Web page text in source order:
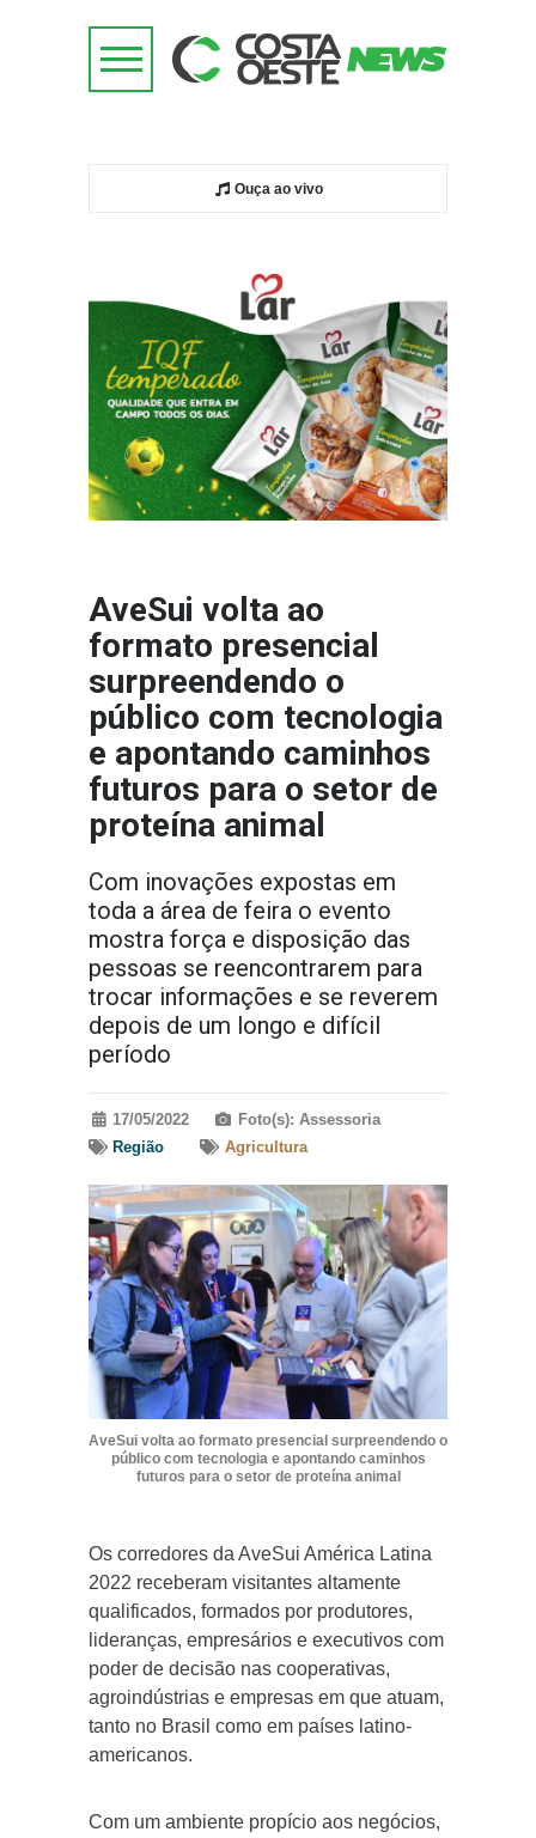
Ouça ao vivo
AveSui volta ao
formato presencial
surpreendendo o
público com tecnologia
e apontando caminhos
futuros para o setor de
proteína animal
Com inovações expostas em
toda a área de feira o evento
mostra força e disposição das
pessoas se reencontrarem para
trocar informações e se reverem
depois de um longo e difícil
período
17/05/2022
Foto(s): Assessoria
Região
Agricultura
AveSui volta ao formato presencial surpreendendo o
público com tecnologia e apontando caminhos
futuros para o setor de proteína animal
Os corredores da AveSui América Latina
2022 receberam visitantes altamente
qualificados, formados por produtores,
lideranças, empresários e executivos com
poder de decisão nas cooperativas,
agroindústrias e empresas em que atuam,
tanto no Brasil como em países latino-
americanos.
Com um ambiente propício aos negócios,